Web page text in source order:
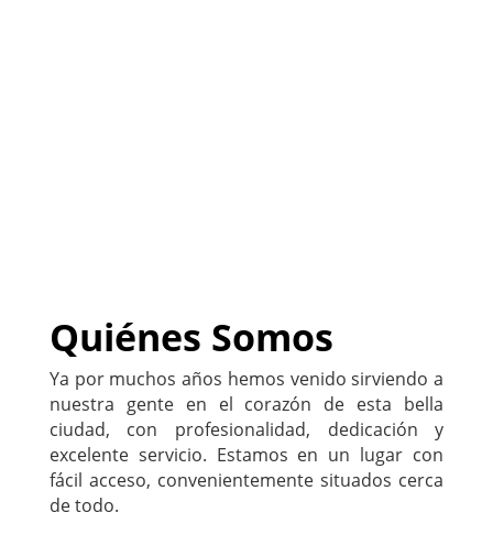
Quiénes Somos
Ya por muchos años hemos venido sirviendo a
nuestra gente en el corazón de esta bella
ciudad, con profesionalidad, dedicación y
excelente servicio. Estamos en un lugar con
fácil acceso, convenientemente situados cerca
de todo.